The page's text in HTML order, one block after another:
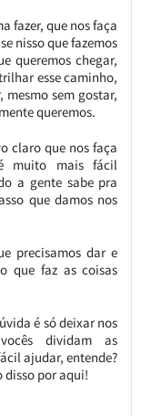
fazer, que nos faça
nisso que fazemos
queremos chegar,
esse caminho,
mesmo sem gostar,
queremos.
claro que nos faça
muito mais fácil
a gente sabe pra
que damos nos
precisamos dar e
que faz as coisas
é só deixar nos
dividam as
ajudar, entende?
disso por aqui!